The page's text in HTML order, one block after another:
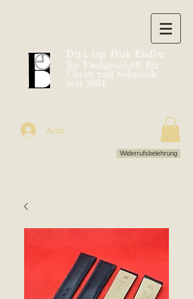
Dipl.-Ing. Dirk Endler
Ihr Fachgeschäft für
Uhren und Schmuck
seit 1894
Anmelden
Widerrufsbelehrung